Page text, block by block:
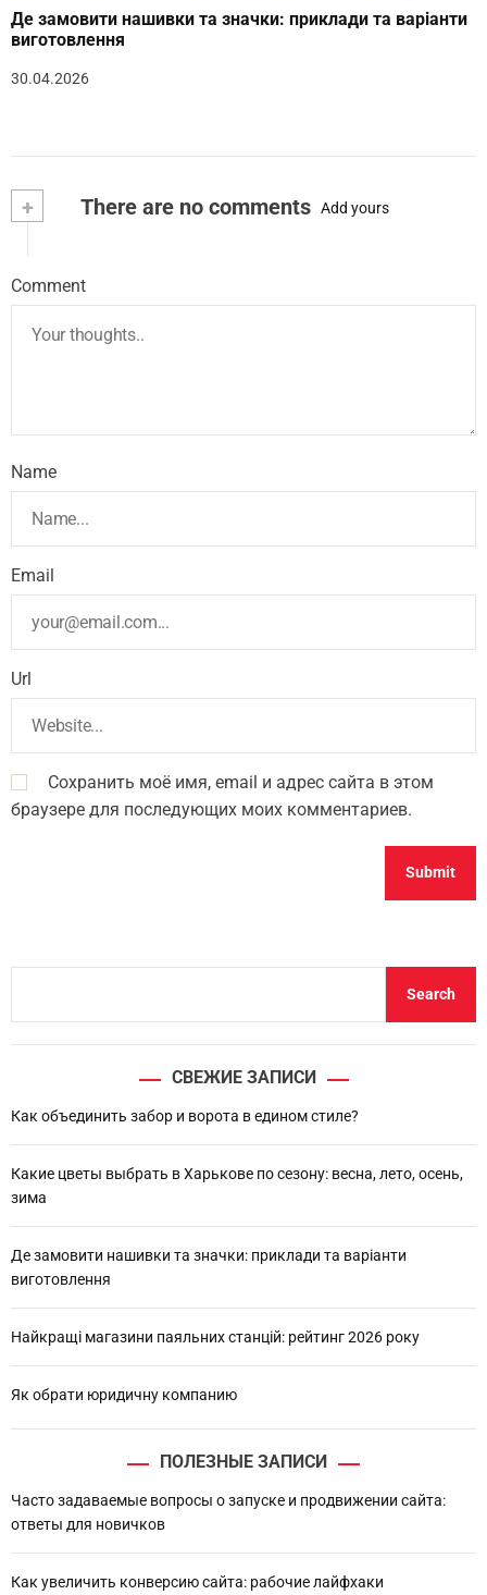
Де замовити нашивки та значки: приклади та варіанти
виготовлення
30.04.2026
+ There are no comments Add yours
Comment
Name
Email
Url
Сохранить моё имя, email и адрес сайта в этом
браузере для последующих моих комментариев.
h
Search
СВЕЖИЕ ЗАПИСИ
Как объединить забор и ворота в едином стиле?
Какие цветы выбрать в Харькове по сезону: весна, лето, осень,
зима
Де замовити нашивки та значки: приклади та варіанти
виготовлення
Найкращі магазини паяльних станцій: рейтинг 2026 року
Як обрати юридичну компанию
ПОЛЕЗНЫЕ ЗАПИСИ
Часто задаваемые вопросы о запуске и продвижении сайта:
ответы для новичков
Как увеличить конверсию сайта: рабочие лайфхаки